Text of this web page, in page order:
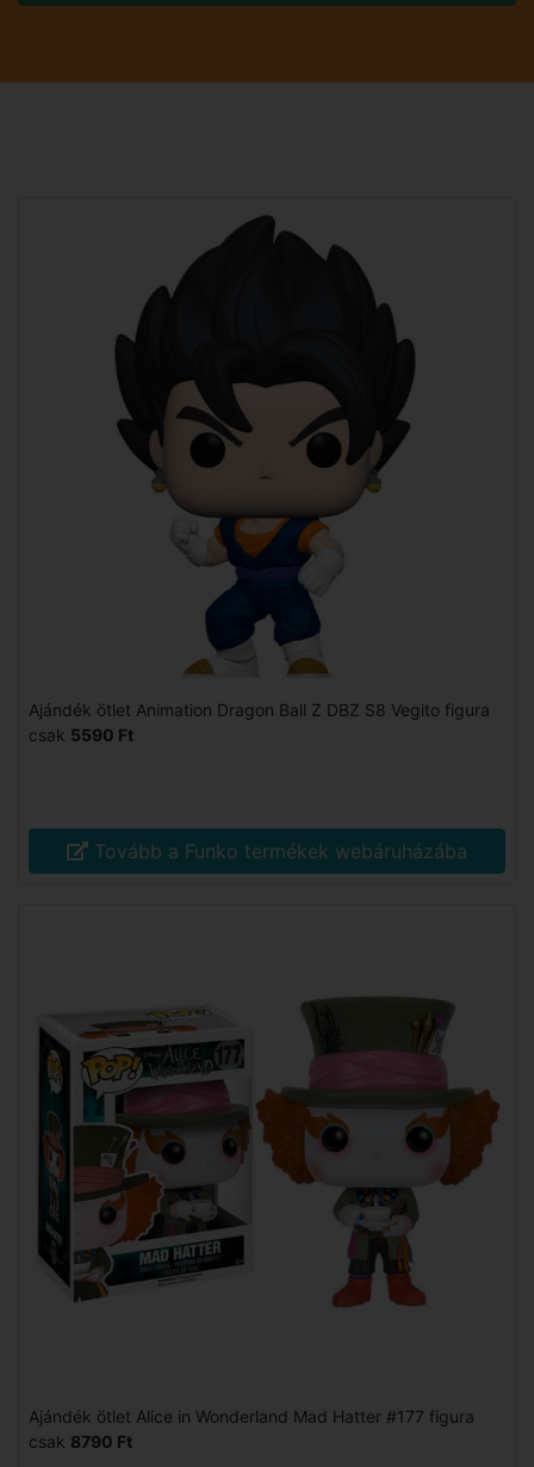
Ajándék ötlet Animation Dragon Ball Z DBZ S8 Vegito figura
csak 5590 Ft
Tovább a Funko termékek webáruházába
Ajándék ötlet Alice in Wonderland Mad Hatter #177 figura
csak 8790 Ft